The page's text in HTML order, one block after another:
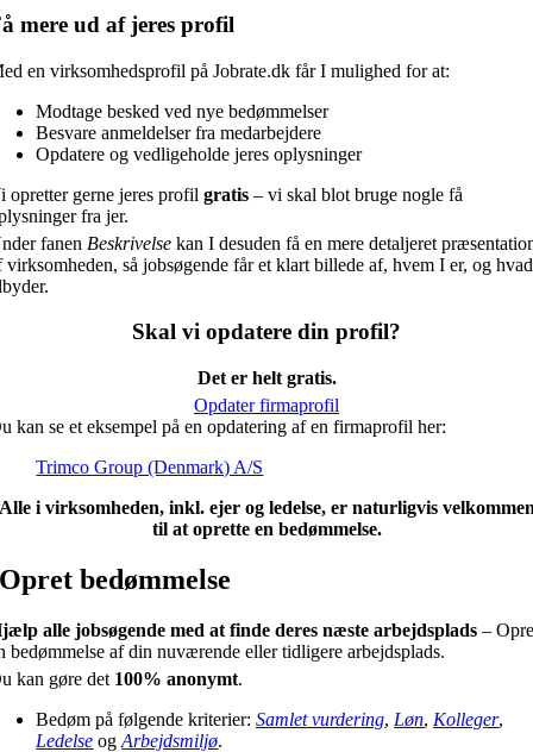
mere ud af jeres profil
en virksomhedsprofil på Jobrate.dk får I mulighed for at:
Modtage besked ved nye bedømmelser
Besvare anmeldelser fra medarbejdere
Opdatere og vedligeholde jeres oplysninger
opretter gerne jeres profilgratis – vi skal blot bruge nogle få
fra jer.
fanen Beskrivelse kan I desuden få en mere detaljeret
virksomheden, så jobsøgende får et klart billede af, hvem I er, og
Skal vi opdatere din profil?
Det er helt gratis.
Opdater firmaprofil
kan se et eksempel på en opdatering af en firmaprofil her:
Trimco Group (Denmark) A/S
i virksomheden, inkl. ejer og ledelse, er naturligvis
til at oprette en bedømmelse.
Opret bedømmelse
alle jobsøgende med at finde deres næste arbejdsplads –
bedømmelse af din nuværende eller tidligere arbejdsplads.
kan gøre det 100% anonymt.
Bedøm på følgende kriterier:Samlet vurdering, Løn, Kolleger,
Ledelse ogArbejdsmiljø.